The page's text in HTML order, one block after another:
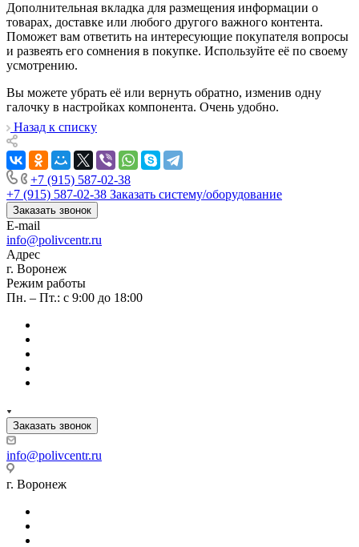
Дополнительная вкладка для размещения информации о
товарах, доставке или любого другого важного контента.
Поможет вам ответить на интересующие покупателя вопросы
и развеять его сомнения в покупке. Используйте её по своему
усмотрению.
Вы можете убрать её или вернуть обратно, изменив одну
галочку в настройках компонента. Очень удобно.
Назад к списку
+7 (915) 587-02-38
+7 (915) 587-02-38 Заказать систему/оборудование
Заказать звонок
E-mail
info@polivcentr.ru
Адрес
г. Воронеж
Режим работы
Пн. – Пт.: с 9:00 до 18:00
Заказать звонок
info@polivcentr.ru
г. Воронеж